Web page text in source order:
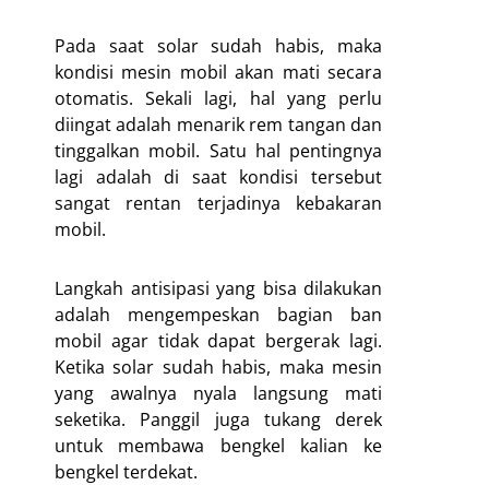
Pada saat solar sudah habis, maka
kondisi mesin mobil akan mati secara
otomatis. Sekali lagi, hal yang perlu
diingat adalah menarik rem tangan dan
tinggalkan mobil. Satu hal pentingnya
lagi adalah di saat kondisi tersebut
sangat rentan terjadinya kebakaran
mobil.
Langkah antisipasi yang bisa dilakukan
adalah mengempeskan bagian ban
mobil agar tidak dapat bergerak lagi.
Ketika solar sudah habis, maka mesin
yang awalnya nyala langsung mati
seketika. Panggil juga tukang derek
untuk membawa bengkel kalian ke
bengkel terdekat.